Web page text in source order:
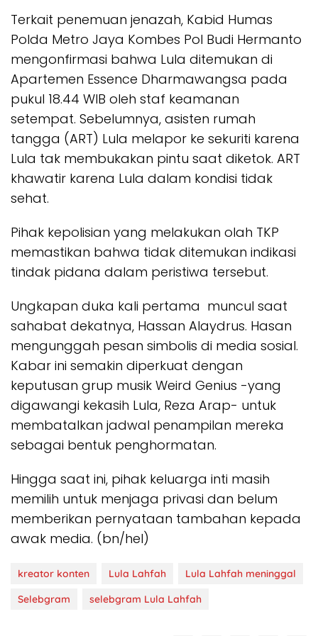
​Terkait penemuan jenazah, Kabid Humas
Polda Metro Jaya Kombes Pol Budi Hermanto
mengonfirmasi bahwa Lula ditemukan di
Apartemen Essence Dharmawangsa pada
pukul 18.44 WIB oleh staf keamanan
setempat. Sebelumnya, asisten rumah
tangga (ART) Lula melapor ke sekuriti karena
Lula tak membukakan pintu saat diketok. ART
khawatir karena Lula dalam kondisi tidak
sehat.
Pihak kepolisian yang melakukan olah TKP
memastikan bahwa tidak ditemukan indikasi
tindak pidana dalam peristiwa tersebut.
Ungkapan duka kali pertama muncul saat
sahabat dekatnya, Hassan Alaydrus. Hasan
mengunggah pesan simbolis di media sosial.
Kabar ini semakin diperkuat dengan
keputusan grup musik Weird Genius -yang
digawangi kekasih Lula, Reza Arap- untuk
membatalkan jadwal penampilan mereka
sebagai bentuk penghormatan.
​Hingga saat ini, pihak keluarga inti masih
memilih untuk menjaga privasi dan belum
memberikan pernyataan tambahan kepada
awak media. (bn/hel)
kreator konten Lula Lahfah
Lula Lahfah meninggal
Selebgram
selebgram Lula Lahfah